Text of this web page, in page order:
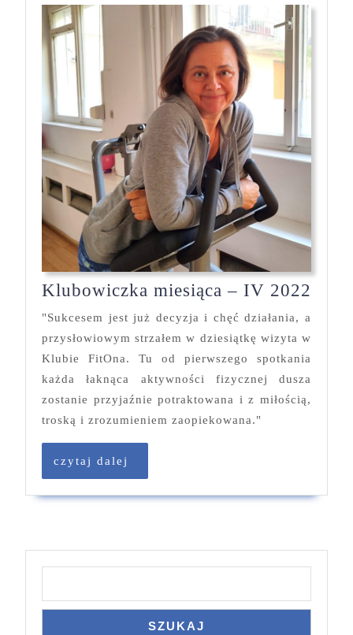
Klubowiczka miesiąca – IV 2022
"Sukcesem jest już decyzja i chęć działania, a
przysłowiowym strzałem w dziesiątkę wizyta w
Klubie FitOna. Tu od pierwszego spotkania
każda łaknąca aktywności fizycznej dusza
zostanie przyjaźnie potraktowana i z miłością,
troską i zrozumieniem zaopiekowana."
czytaj dalej
dalej
Szukaj
SZUKAJ